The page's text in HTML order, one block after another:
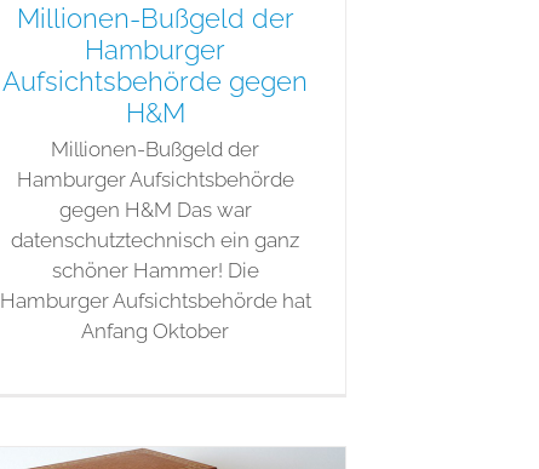
Millionen-Bußgeld der
Hamburger
Aufsichtsbehörde gegen
H&M
Millionen-Bußgeld der
Hamburger Aufsichtsbehörde
gegen H&M Das war
datenschutztechnisch ein ganz
schöner Hammer! Die
Hamburger Aufsichtsbehörde hat
Anfang Oktober